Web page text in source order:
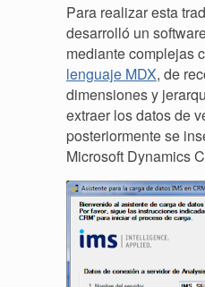
Para realizar esta
desarrolló un
mediante complejas
lenguaje MDX, de
dimensiones y
extraer los datos de
posteriormente se
Microsoft Dynamics